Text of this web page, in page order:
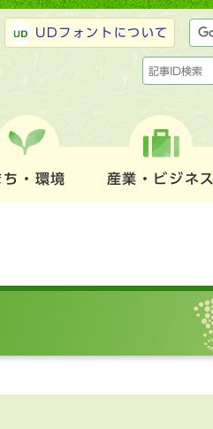
UDフォントについて
ち・環境 産業・ビジネス